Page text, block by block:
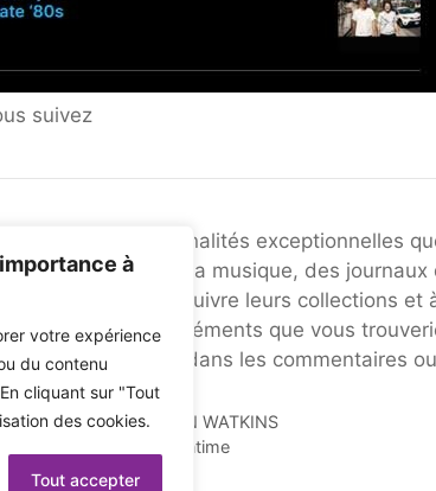
à
votre expérience
du contenu
cliquant sur "Tout
des cookies.
Tout accepter
suivez
des fonctionnalités exceptionnelles
marquer de la musique, des
qui cherchent à suivre leurs collections
S'il y a d'autres éléments que vous
le-nous savoir dans les commentaires
avec le meurtre de IAN WATKINS
part Revue : un biopic intime